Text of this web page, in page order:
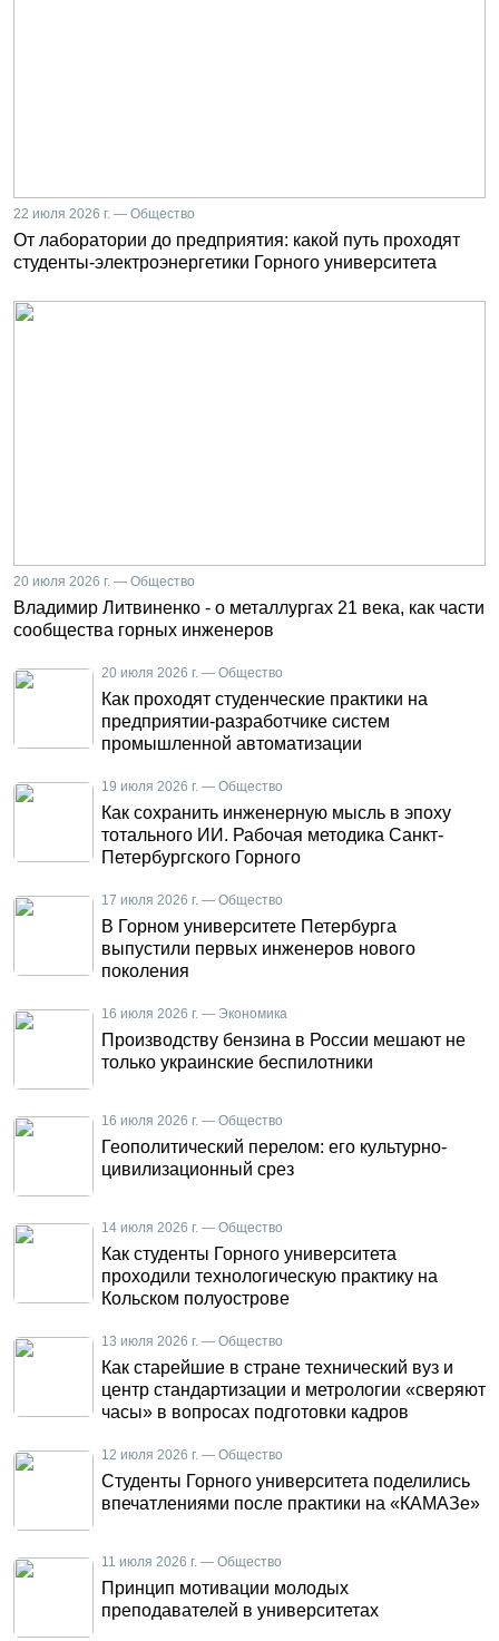
22 июля 2026 г. — Общество
От лаборатории до предприятия: какой путь проходят
студенты-электроэнергетики Горного университета
20 июля 2026 г. — Общество
Владимир Литвиненко - о металлургах 21 века, как части
сообщества горных инженеров
20 июля 2026 г. — Общество
Как проходят студенческие практики на
предприятии-разработчике систем
промышленной автоматизации
19 июля 2026 г. — Общество
Как сохранить инженерную мысль в эпоху
тотального ИИ. Рабочая методика Санкт-
Петербургского Горного
17 июля 2026 г. — Общество
В Горном университете Петербурга
выпустили первых инженеров нового
поколения
16 июля 2026 г. — Экономика
Производству бензина в России мешают не
только украинские беспилотники
16 июля 2026 г. — Общество
Геополитический перелом: его культурно-
цивилизационный срез
14 июля 2026 г. — Общество
Как студенты Горного университета
проходили технологическую практику на
Кольском полуострове
13 июля 2026 г. — Общество
Как старейшие в стране технический вуз и
центр стандартизации и метрологии «сверяют
часы» в вопросах подготовки кадров
12 июля 2026 г. — Общество
Студенты Горного университета поделились
впечатлениями после практики на «КАМАЗе»
11 июля 2026 г. — Общество
Принцип мотивации молодых
преподавателей в университетах